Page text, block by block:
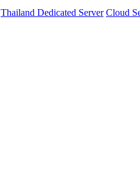
Thailand Dedicated Server Cloud